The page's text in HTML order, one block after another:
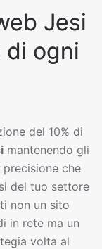
Jesi
ogni
del 10% di
mantenendo gli
che
del tuo settore
non un sito
in rete ma un
volta al